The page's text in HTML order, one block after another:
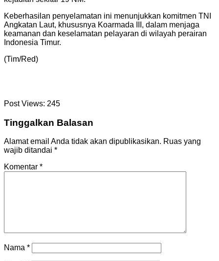
Keberhasilan penyelamatan ini menunjukkan komitmen TNI
Angkatan Laut, khususnya Koarmada III, dalam menjaga
keamanan dan keselamatan pelayaran di wilayah perairan
Indonesia Timur.
(Tim/Red)
Post Views: 245
Tinggalkan Balasan
Alamat email Anda tidak akan dipublikasikan. Ruas yang
wajib ditandai *
Komentar *
Nama *